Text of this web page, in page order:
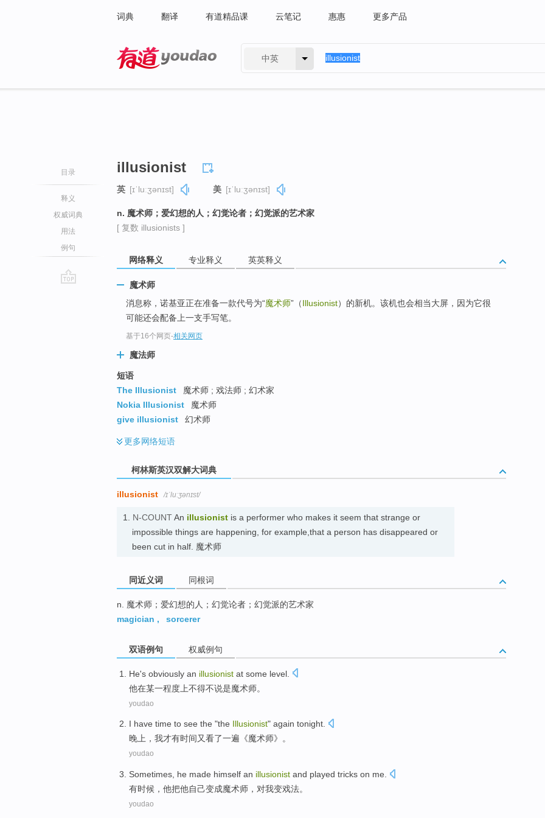
词典 翻译 有道精品课 云笔记 惠惠 更多产品
中英
目录
释义
权威词典
用法
例句
illusionist
英 [ɪˈluːʒənɪst] 美 [ɪˈluːʒənɪst]
n. 魔术师；爱幻想的人；幻觉论者；幻觉派的艺术家
[ 复数 illusionists ]
网络释义 专业释义 英英释义
魔术师
消息称，诺基亚正在准备一款代号为“魔术师”（Illusionist）的新机。该机也会相当大屏，因为它很
可能还会配备上一支手写笔。
基于16个网页-相关网页
魔法师
短语
The Illusionist
魔术师 ; 戏法师 ; 幻术家
Nokia Illusionist
魔术师
give illusionist
幻术师
更多网络短语
柯林斯英汉双解大词典
illusionist /ɪˈluːʒənɪst/
1. N-COUNTAn illusionist is a performer who makes it seem that strange or
impossible things are happening, for example,that a person has disappeared or
been cut in half. 魔术师
同近义词 同根词
n. 魔术师；爱幻想的人；幻觉论者；幻觉派的艺术家
magician , sorcerer
双语例句 权威例句
He's obviously an illusionist at some level
他在某一程度 上不得不说是魔术师。
youdao
I have time to see the "the Illusionist" again tonight.
晚上 ， 我才有时间又看了一遍《魔术师》。
youdao
Sometimes he made himself an illusionist and played tricks on me
有时候 ， 他把他自己变成魔术师， 对我变戏法。
youdao